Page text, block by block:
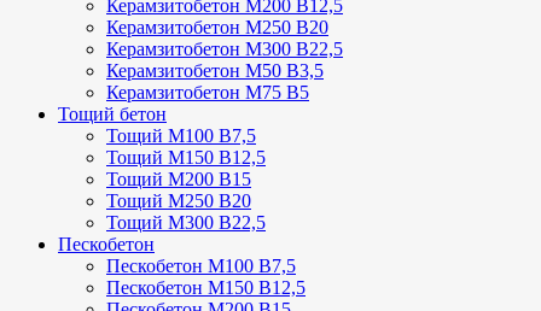
Керамзитобетон М200 В12,5
Керамзитобетон М250 В20
Керамзитобетон М300 В22,5
Керамзитобетон М50 В3,5
Керамзитобетон М75 В5
Тощий бетон
Тощий М100 В7,5
Тощий М150 В12,5
Тощий М200 В15
Тощий М250 В20
Тощий М300 В22,5
Пескобетон
Пескобетон М100 В7,5
Пескобетон М150 В12,5